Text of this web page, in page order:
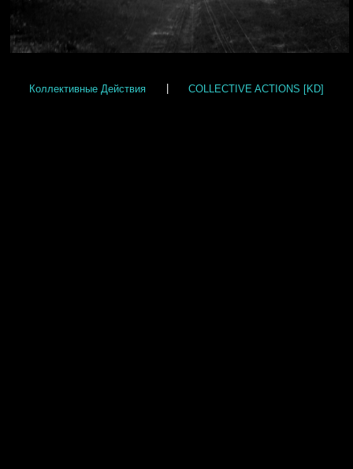
Коллективные Действия COLLECTIVE ACTIONS [KD]